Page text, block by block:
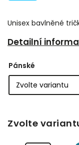
Unisex bavlněné
Detailní
Pánské
Zvolte